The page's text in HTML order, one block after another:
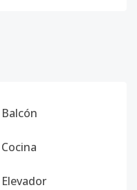
Balcón
Cocina
Elevador